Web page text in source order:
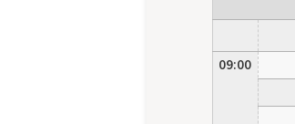
09:00